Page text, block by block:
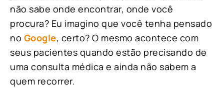
não sabe onde encontrar, onde você
procura? Eu imagino que você tenha pensado
no Google, certo? O mesmo acontece com
seus pacientes quando estão precisando de
uma consulta médica e ainda não sabem a
quem recorrer.